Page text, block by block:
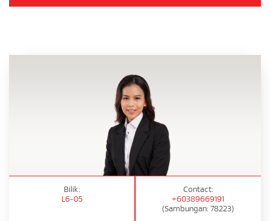
Bilik:
L6-05
Contact:
+60389669191
(Sambungan: 78223)